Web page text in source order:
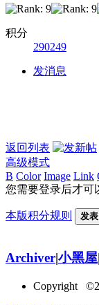
积分
290249
发消息
返回列表
高级模式
B Color Image Link
您需要登录后才可
本版积分规则 发
Archiver|小黑屋|
Copyright